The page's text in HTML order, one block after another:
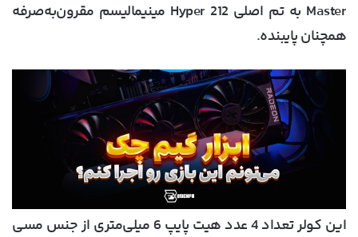
Master به تم اصلی Hyper 212 مینیمالیسم مقرون‌به‌صرفه
همچنان پایبنده.
این کولر تعداد 4 عدد هیت پایپ 6 میلی‌متری از جنس مسی